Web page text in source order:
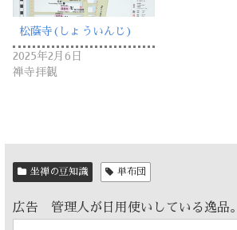
松蔭寺(しょういんじ)
2025年2月6日
禅寺拝観
坐禅の豆知識 単布団
広告 管理人が日用使いしている逸品。